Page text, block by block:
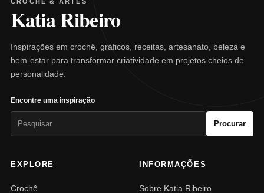
Katia Ribeiro
Inspirações em crochê, gráficos, receitas, artesanato, beleza e
bem-estar para transformar criatividade em projetos cheios de
personalidade.
Encontre uma inspiração
Procurar
EXPLORE
Crochê
INFORMAÇÕES
Sobre Katia Ribeiro